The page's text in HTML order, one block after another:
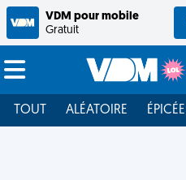
VDM pour mobile
Gratuit
TOUT ALÉATOIRE ÉPICÉE